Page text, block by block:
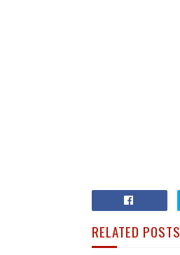
RELATED POSTS